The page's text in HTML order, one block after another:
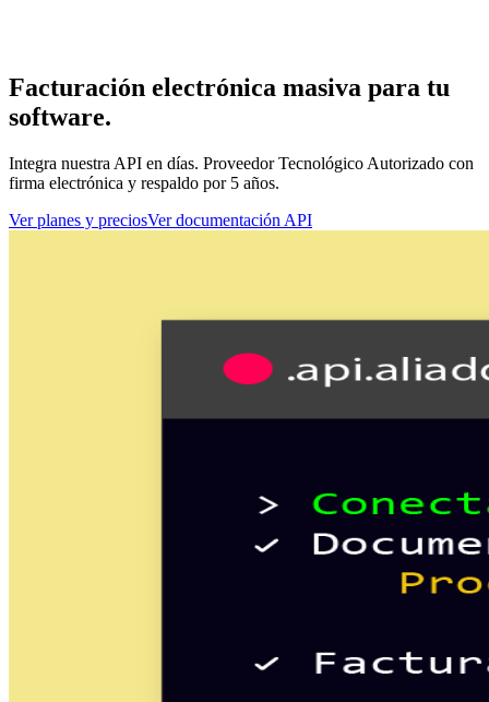
Facturación electrónica masiva para tu
software.
Integra nuestra API en días. Proveedor Tecnológico Autorizado con
firma electrónica y respaldo por 5 años.
Ver planes y preciosVer documentación API